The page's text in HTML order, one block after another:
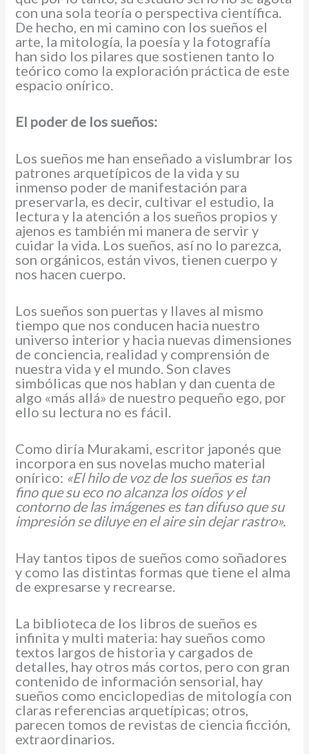
con una sola teoría o perspectiva científica.
De hecho, en mi camino con los sueños el
arte, la mitología, la poesía y la fotografía
han sido los pilares que sostienen tanto lo
teórico como la exploración práctica de este
espacio onírico.
El poder de los sueños:
Los sueños me han enseñado a vislumbrar los
patrones arquetípicos de la vida y su
inmenso poder de manifestación para
preservarla, es decir, cultivar el estudio, la
lectura y la atención a los sueños propios y
ajenos es también mi manera de servir y
cuidar la vida. Los sueños, así no lo parezca,
son orgánicos, están vivos, tienen cuerpo y
nos hacen cuerpo.
Los sueños son puertas y llaves al mismo
tiempo que nos conducen hacia nuestro
universo interior y hacia nuevas dimensiones
de conciencia, realidad y comprensión de
nuestra vida y el mundo. Son claves
simbólicas que nos hablan y dan cuenta de
algo «más allá» de nuestro pequeño ego, por
ello su lectura no es fácil.
Como diría Murakami, escritor japonés que
incorpora en sus novelas mucho material
onírico: «El hilo de voz de los sueños es tan
fino que su eco no alcanza los oídos y el
contorno de las imágenes es tan difuso que su
impresión se diluye en el aire sin dejar rastro».
Hay tantos tipos de sueños como soñadores
y como las distintas formas que tiene el alma
de expresarse y recrearse.
La biblioteca de los libros de sueños es
infinita y multi materia: hay sueños como
textos largos de historia y cargados de
detalles, hay otros más cortos, pero con gran
contenido de información sensorial, hay
sueños como enciclopedias de mitología con
claras referencias arquetípicas; otros,
parecen tomos de revistas de ciencia ficción,
extraordinarios.